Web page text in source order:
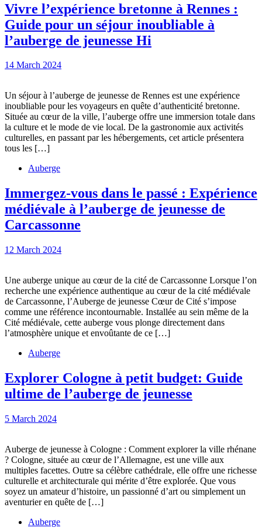
Pont
Saint-
Pierre
Vivre l’expérience bretonne à Rennes :
Guide pour un séjour inoubliable à
l’auberge de jeunesse Hi
Rennes
:
Guide
inoubliable
à
Hi
14 March 202414
Un séjour à l’auberge de jeunesse de Rennes est une expérience
inoubliable pour les voyageurs en quête d’authenticité bretonne.
Située au cœur de la ville, l’auberge offre une immersion totale dans
la culture et le mode de vie local. De la gastronomie aux activités
culturelles, en passant par les hébergements, cet article présentera
tous les […]
Auberge
Immergez-vous dans le passé : Expérience
médiévale à l’auberge de jeunesse de
Carcassonne
passé
:
Expérience
médiévale
de
jeunesse
12 March 202412
Une auberge unique au cœur de la cité de Carcassonne Lorsque l’on
recherche une expérience authentique au cœur de la cité médiévale
de Carcassonne, l’Auberge de jeunesse Cœur de Cité s’impose
comme une référence incontournable. Installée au sein même de la
Cité médiévale, cette auberge vous plonge directement dans
l’atmosphère unique et envoûtante de ce […]
Auberge
Explorer Cologne à petit budget: Guide
ultime de l’auberge de jeunesse
budget:
Guide
ultime
5 March 20245
Auberge de jeunesse à Cologne : Comment explorer la ville rhénane
? Cologne, située au cœur de l’Allemagne, est une ville aux
multiples facettes. Outre sa célèbre cathédrale, elle offre une richesse
culturelle et architecturale qui mérite d’être explorée. Que vous
soyez un amateur d’histoire, un passionné d’art ou simplement un
aventurier en quête de […]
Auberge